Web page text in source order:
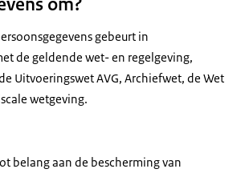
gebeurt in
de geldende wet- en regelgeving,
Uitvoeringswet AVG, Archiefwet, de Wet
wetgeving.
belang aan de bescherming van